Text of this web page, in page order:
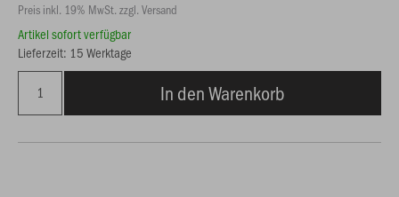
Preis inkl. 19% MwSt. zzgl. Versand
Artikel sofort verfügbar
Lieferzeit: 15 Werktage
In den Warenkorb